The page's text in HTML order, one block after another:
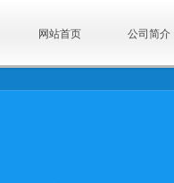
网站首页 公司简介